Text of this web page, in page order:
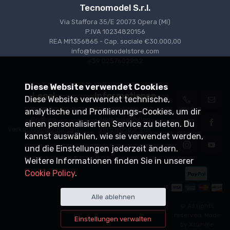
Tecnomodel S.r.l.
Via Staffora 35/E 20073 Opera (MI)
P.IVA 10234820156
REA MI1356865 - Cap. sociale €30.000,00
info@tecnomodelstore.com
Legal
Privacy
Cookies
Verkaufsbedingungen
Informationen
Versand
Verkaufsstellen
Vertriebspartner
Diese Website verwendet Cookies
Diese Website verwendet technische,
analytische und Profilierungs-Cookies, um dir
einen personalisierten Service zu bieten. Du
kannst auswählen, wie sie verwendet werden,
und die Einstellungen jederzeit ändern.
Weitere Informationen finden Sie in unserer
Cookie Policy.
Alle ablehnen
Einstellungen verwalten